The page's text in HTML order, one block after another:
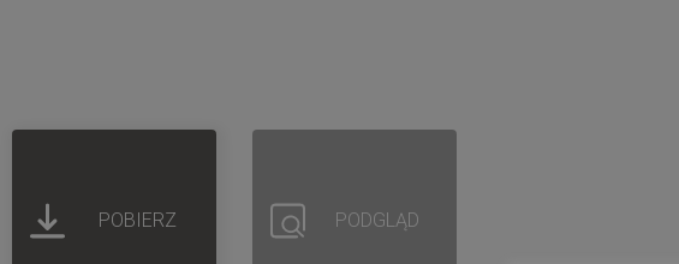
POBIERZ PODGLĄD